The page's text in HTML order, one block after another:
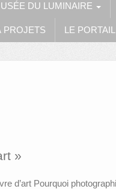
DU LUMINAIRE
PROJETS LE
»
d’art Pourquoi